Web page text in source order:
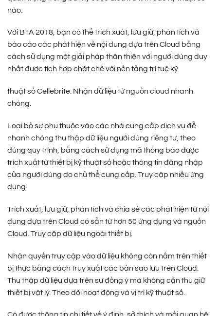
nào.
Với BTA 2018, bạn có thể trích xuất, lưu giữ, phân tích và
báo cáo các phát hiện về nội dung dựa trên Cloud bằng
cách sử dụng một giải pháp thân thiện với người dùng duy
nhất được tích hợp chặt chẽ với nền tảng trí tuệ kỹ
thuật số Cellebrite. Nhận dữ liệu từ nguồn cloud nhanh
chóng.
Loại bỏ sự phụ thuộc vào các nhà cung cấp dịch vụ để
nhanh chóng thu thập dữ liệu người dùng riêng tư, theo
đúng quy trình, bằng cách sử dụng mã thông báo được
trích xuất từ ​​thiết bị kỹ thuật số hoặc thông tin đăng nhập
của người dùng do chủ thể cung cấp. Truy cập nhiều ứng
dụng
Trích xuất, lưu giữ, phân tích và chia sẻ các phát hiện từ nội
dung dựa trên Cloud có sẵn từ hơn 50 ứng dụng và nguồn
Cloud. Truy cập dữ liệu ngoài thiết bị.
Nhận quyền truy cập vào dữ liệu không còn nằm trên thiết
bị thực bằng cách truy xuất các bản sao lưu trên Cloud.
Thu thập dữ liệu dựa trên sự đồng ý mà không cần thu giữ
thiết bị vật lý. Theo dõi hoạt động và vị trí kỹ thuật số.